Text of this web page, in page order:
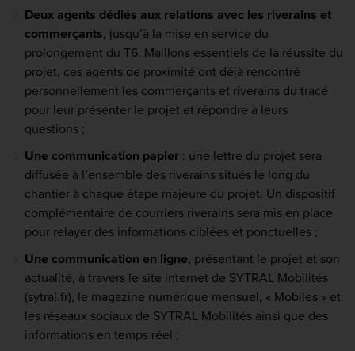
Deux agents dédiés aux relations avec les riverains et
commerçants, jusqu’à la mise en service du
prolongement du T6. Maillons essentiels de la réussite du
projet, ces agents de proximité ont déjà rencontré
personnellement les commerçants et riverains du tracé
pour leur présenter le projet et répondre à leurs
questions ;
Une communication papier : une lettre du projet sera
diffusée à l’ensemble des riverains situés le long du
chantier à chaque étape majeure du projet. Un dispositif
complémentaire de courriers riverains sera mis en place
pour relayer des informations ciblées et ponctuelles ;
Une communication en ligne, présentant le projet et son
actualité, à travers le site internet de SYTRAL Mobilités
(sytral.fr), le magazine numérique mensuel, « Mobiles » et
les réseaux sociaux de SYTRAL Mobilités ainsi que des
informations en temps réel ;